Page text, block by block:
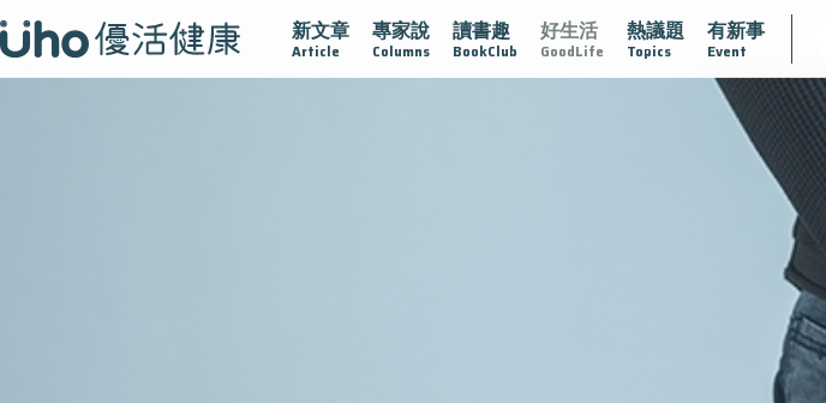
新文章
Article
專家說
Columns
讀書趣
BookClub
好生活
GoodLife
熱議題
Topics
有新事
Event
黏 守護腺在 疫情保衛戰 再生醫學 愛的未來視 認識攝護腺肥大 守護骨骼健康